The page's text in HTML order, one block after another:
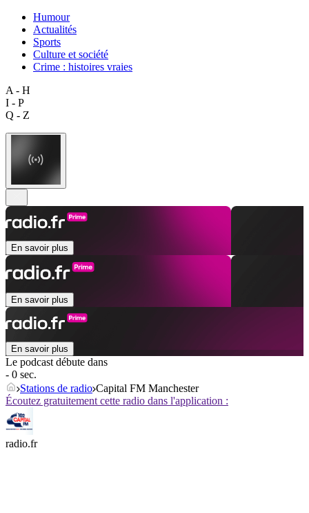
Humour
Actualités
Sports
Culture et société
Crime : histoires vraies
A - H
I - P
Q - Z
En savoir plus
En savoir plus
En savoir plus
Le podcast débute dans
- 0 sec.
Stations de radio Capital FM Manchester
Écoutez gratuitement cette radio dans l'application :
radio.fr